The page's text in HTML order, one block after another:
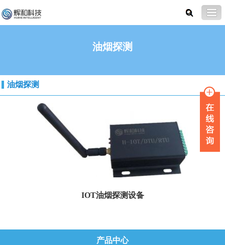
油烟探测
油烟探测
IOT油烟探测设备
产品中心